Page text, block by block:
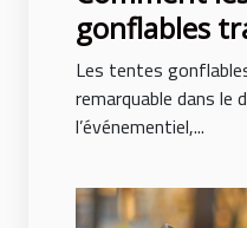
gonflables
événements
Les tentes
remarquable dans le
l’événementiel,...